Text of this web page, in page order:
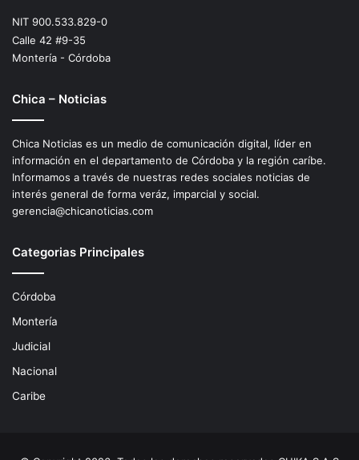
NIT 900.533.829-0
Calle 42 #9-35
Montería - Córdoba
Chica – Noticias
Chica Noticias es un medio de comunicación digital, líder en
información en el departamento de Córdoba y la región caríbe.
Informamos a través de nuestras redes sociales noticias de
interés general de forma veráz, imparcial y social.
gerencia@chicanoticias.com
Categorias Principales
Córdoba
Montería
Judicial
Nacional
Caribe